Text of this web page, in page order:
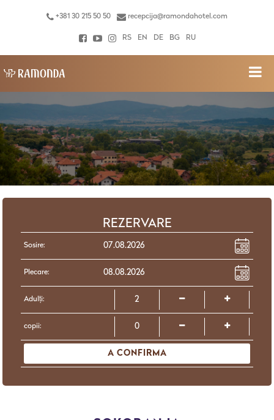
+381 30 215 50 50 recepcija@ramondahotel.com
RS EN DE BG RU
REZERVARE
Sosire:
Plecare:
Adulți:
copii:
A CONFIRMA